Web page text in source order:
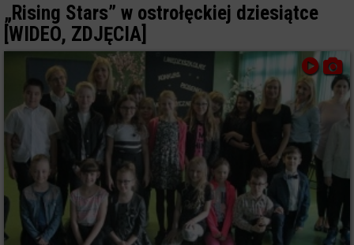
„Rising Stars” w ostrołęckiej dziesiątce
[WIDEO, ZDJĘCIA]